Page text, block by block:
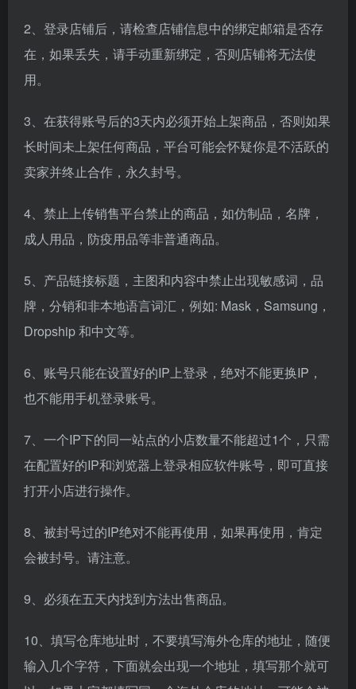
2、登录店铺后，请检查店铺信息中的绑定邮箱是否存
在，如果丢失，请手动重新绑定，否则店铺将无法使
用。
3、在获得账号后的3天内必须开始上架商品，否则如果
长时间未上架任何商品，平台可能会怀疑你是不活跃的
卖家并终止合作，永久封号。
4、禁止上传销售平台禁止的商品，如仿制品，名牌，
成人用品，防疫用品等非普通商品。
5、产品链接标题，主图和内容中禁止出现敏感词，品
牌，分销和非本地语言词汇，例如: Mask，Samsung，
Dropship 和中文等。
6、账号只能在设置好的IP上登录，绝对不能更换IP，
也不能用手机登录账号。
7、一个IP下的同一站点的小店数量不能超过1个，只需
在配置好的IP和浏览器上登录相应软件账号，即可直接
打开小店进行操作。
8、被封号过的IP绝对不能再使用，如果再使用，肯定
会被封号。请注意。
9、必须在五天内找到方法出售商品。
10、填写仓库地址时，不要填写海外仓库的地址，随便
输入几个字符，下面就会出现一个地址，填写那个就可